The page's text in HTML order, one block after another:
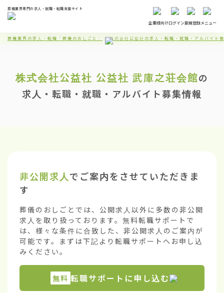
葬儀業界専門の求人・就職・転職支援サイト
企業様向けログイン新規登録メニュー
葬儀業界の求人・転職「葬儀のおしごと」 株式会社公益社の求人・転職・就職・アルバイト
株式会社公益社 公益社 武庫之荘会館の
求人・転職・就職・アルバイト募集情報
非公開求人でご案内をさせていただきま
す
葬儀のおしごとでは、公開求人以外に多数の非公開
求人を取り扱っております。無料転職サポートで
は、様々な条件に合致した、非公開求人のご案内が
可能です。まずは下記より転職サポートへお申し込
みください。
無料 転職サポートに申し込む